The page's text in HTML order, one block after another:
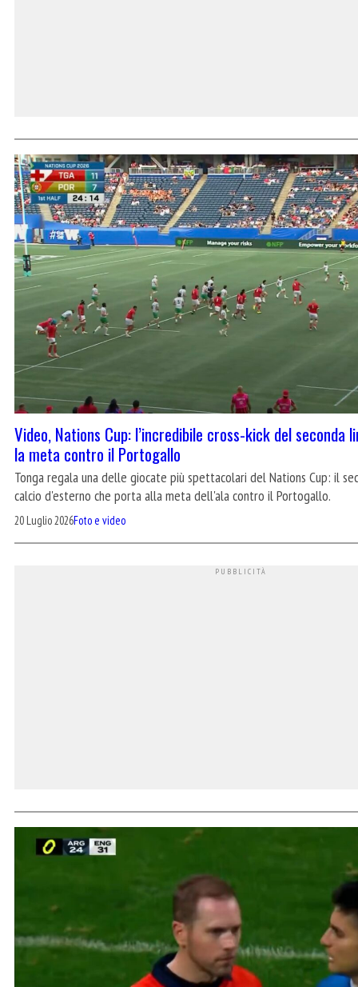
Video, Nations Cup: l’incredibile cross-kick del seconda
la meta contro il Portogallo
Tonga regala una delle giocate più spettacolari del Nations Cup: il
calcio d'esterno che porta alla meta dell'ala contro il Portogallo.
20 Luglio 2026Foto e video